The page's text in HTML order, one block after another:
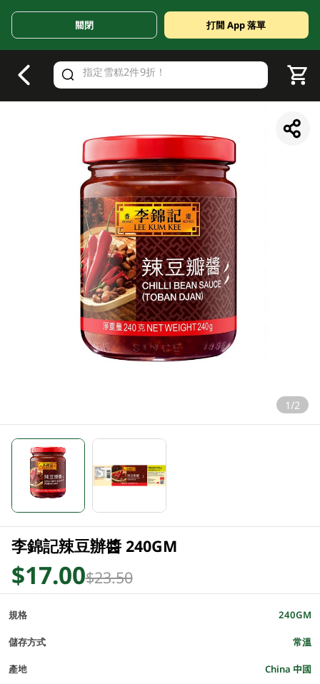
Valid Until 30 June 2026
關閉 打開 App 落單
1/2
李錦記辣豆辦醬 240GM
$17.00$23.50
規格 240GM
儲存方式 常溫
產地 China 中國